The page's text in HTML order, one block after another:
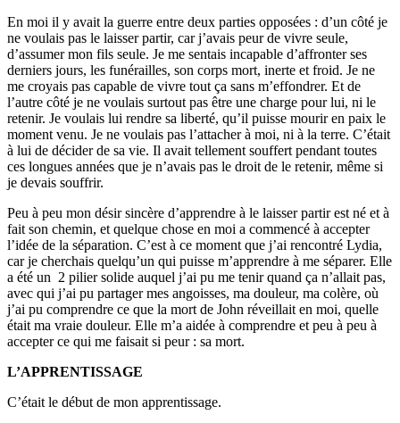
En moi il y avait la guerre entre deux parties opposées : d’un côté je
ne voulais pas le laisser partir, car j’avais peur de vivre seule,
d’assumer mon fils seule. Je me sentais incapable d’affronter ses
derniers jours, les funérailles, son corps mort, inerte et froid. Je ne
me croyais pas capable de vivre tout ça sans m’effondrer. Et de
l’autre côté je ne voulais surtout pas être une charge pour lui, ni le
retenir. Je voulais lui rendre sa liberté, qu’il puisse mourir en paix le
moment venu. Je ne voulais pas l’attacher à moi, ni à la terre. C’était
à lui de décider de sa vie. Il avait tellement souffert pendant toutes
ces longues années que je n’avais pas le droit de le retenir, même si
je devais souffrir.
Peu à peu mon désir sincère d’apprendre à le laisser partir est né et à
fait son chemin, et quelque chose en moi a commencé à accepter
l’idée de la séparation. C’est à ce moment que j’ai rencontré Lydia,
car je cherchais quelqu’un qui puisse m’apprendre à me séparer. Elle
a été un 2 pilier solide auquel j’ai pu me tenir quand ça n’allait pas,
avec qui j’ai pu partager mes angoisses, ma douleur, ma colère, où
j’ai pu comprendre ce que la mort de John réveillait en moi, quelle
était ma vraie douleur. Elle m’a aidée à comprendre et peu à peu à
accepter ce qui me faisait si peur : sa mort.
L’APPRENTISSAGE
C’était le début de mon apprentissage.